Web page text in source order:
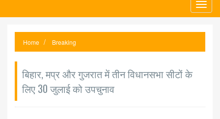
Home Breaking
बिहार, मप्र और गुजरात में तीन विधानसभा सीटों के
लिए 30 जुलाई को उपचुनाव